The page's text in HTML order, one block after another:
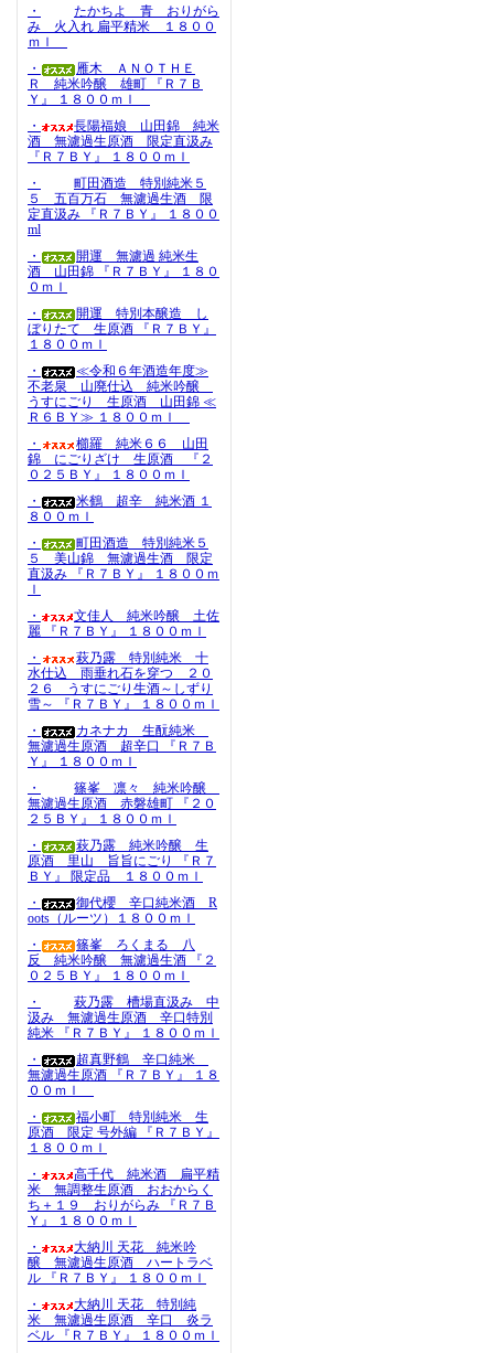
・
たかちよ 青 おりがら
み 火入れ 扁平精米 １８００
ｍｌ
・
雁木 ＡＮＯＴＨＥ
Ｒ 純米吟醸 雄町 『Ｒ７Ｂ
Ｙ』 １８００ｍｌ
・
長陽福娘 山田錦 純米
酒 無濾過生原酒 限定直汲み
『Ｒ７ＢＹ』 １８００ｍｌ
・
町田酒造 特別純米５
５ 五百万石 無濾過生酒 限
定直汲み 『Ｒ７ＢＹ』 １８００
ml
・
開運 無濾過 純米生
酒 山田錦 『Ｒ７ＢＹ』 １８０
０ｍｌ
・
開運 特別本醸造 し
ぼりたて 生原酒 『Ｒ７ＢＹ』
１８００ｍｌ
・
≪令和６年酒造年度≫
不老泉 山廃仕込 純米吟醸
うすにごり 生原酒 山田錦 ≪
Ｒ６ＢＹ≫ １８００ｍｌ
・
櫛羅 純米６６ 山田
錦 にごりざけ 生原酒 『２
０２５ＢＹ』 １８００ｍｌ
・
米鶴 超辛 純米酒 １
８００ｍｌ
・
町田酒造 特別純米５
５ 美山錦 無濾過生酒 限定
直汲み 『Ｒ７ＢＹ』 １８００ｍ
ｌ
・
文佳人 純米吟醸 土佐
麗 『Ｒ７ＢＹ』 １８００ｍｌ
・
萩乃露 特別純米 十
水仕込 雨垂れ石を穿つ ２０
２６ うすにごり生酒～しずり
雪～ 『Ｒ７ＢＹ』 １８００ｍｌ
・
カネナカ 生酛純米
無濾過生原酒 超辛口 『Ｒ７Ｂ
Ｙ』 １８００ｍｌ
・
篠峯 凛々 純米吟醸
無濾過生原酒 赤磐雄町 『２０
２５ＢＹ』 １８００ｍｌ
・
萩乃露 純米吟醸 生
原酒 里山 旨旨にごり 『Ｒ７
ＢＹ』 限定品 １８００ｍｌ
・
御代櫻 辛口純米酒 R
oots（ルーツ）１８００ｍｌ
・
篠峯 ろくまる 八
反 純米吟醸 無濾過生酒 『２
０２５ＢＹ』 １８００ｍｌ
・
萩乃露 槽場直汲み 中
汲み 無濾過生原酒 辛口特別
純米 『Ｒ７ＢＹ』 １８００ｍｌ
・
超真野鶴 辛口純米
無濾過生原酒 『Ｒ７ＢＹ』 １８
００ｍｌ
・
福小町 特別純米 生
原酒 限定 号外編 『Ｒ７ＢＹ』
１８００ｍｌ
・
高千代 純米酒 扁平精
米 無調整生原酒 おおからく
ち＋１９ おりがらみ 『Ｒ７Ｂ
Ｙ』 １８００ｍｌ
・
大納川 天花 純米吟
醸 無濾過生原酒 ハートラベ
ル 『Ｒ７ＢＹ』 １８００ｍｌ
・
大納川 天花 特別純
米 無濾過生原酒 辛口 炎ラ
ベル 『Ｒ７ＢＹ』 １８００ｍｌ